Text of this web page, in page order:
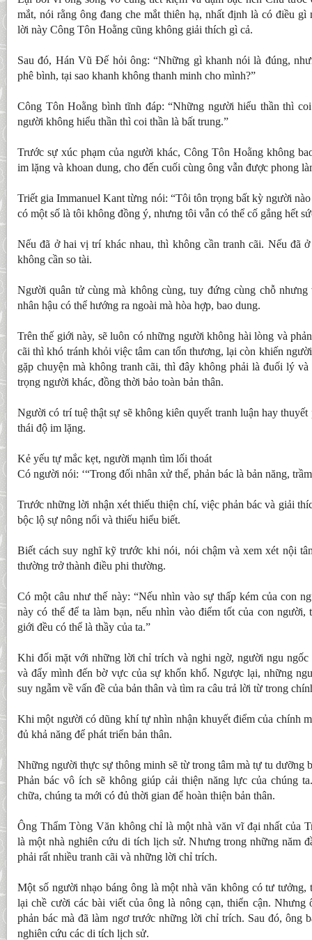
mắt, nói rằng ông đang che mắt thiên hạ, nhất định là có điều
lời này Công Tôn Hoằng cũng không giải thích gì cả.
Sau đó, Hán Vũ Đế hỏi ông: “Những gì khanh nói là đúng,
phê bình, tại sao khanh không thanh minh cho mình?”
Công Tôn Hoằng bình tĩnh đáp: “Những người hiểu thần thì
người không hiểu thần thì coi thần là bất trung.”
Trước sự xúc phạm của người khác, Công Tôn Hoằng không
im lặng và khoan dung, cho đến cuối cùng ông vẫn được phong
Triết gia Immanuel Kant từng nói: “Tôi tôn trọng bất kỳ người
có một số là tôi không đồng ý, nhưng tôi vẫn có thể cố gắng hết
Nếu đã ở hai vị trí khác nhau, thì không cần tranh cãi. Nếu đã
không cần so tài.
Người quân tử cùng mà không cùng, tuy đứng cùng chỗ
nhân hậu có thể hướng ra ngoài mà hòa hợp, bao dung.
Trên thế giới này, sẽ luôn có những người không hài lòng và
cãi thì khó tránh khỏi việc tâm can tổn thương, lại còn khiến
gặp chuyện mà không tranh cãi, thì đây không phải là đuối lý
trọng người khác, đồng thời bảo toàn bản thân.
Người có trí tuệ thật sự sẽ không kiên quyết tranh luận hay
thái độ im lặng.
Kẻ yếu tự mắc kẹt, người mạnh tìm lối thoát
Có người nói: ‘“Trong đối nhân xử thế, phản bác là bản năng,
Trước những lời nhận xét thiếu thiện chí, việc phản bác và giải
bộc lộ sự nông nổi và thiếu hiểu biết.
Biết cách suy nghĩ kỹ trước khi nói, nói chậm và xem xét nội
thường trở thành điều phi thường.
Có một câu như thế này: “Nếu nhìn vào sự thấp kém của con
này có thể để ta làm bạn, nếu nhìn vào điểm tốt của con người,
giới đều có thể là thầy của ta.”
Khi đối mặt với những lời chỉ trích và nghi ngờ, người ngu ngốc
và đẩy mình đến bờ vực của sự khốn khổ. Ngược lại, những
suy ngẫm về vấn đề của bản thân và tìm ra câu trả lời từ trong
Khi một người có dũng khí tự nhìn nhận khuyết điểm của chính
đủ khả năng để phát triển bản thân.
Những người thực sự thông minh sẽ từ trong tâm mà tự tu dưỡng
Phản bác vô ích sẽ không giúp cải thiện năng lực của chúng
chữa, chúng ta mới có đủ thời gian để hoàn thiện bản thân.
Ông Thẩm Tòng Văn không chỉ là một nhà văn vĩ đại nhất của
là một nhà nghiên cứu di tích lịch sử. Nhưng trong những năm
phải rất nhiều tranh cãi và những lời chỉ trích.
Một số người nhạo báng ông là một nhà văn không có tư
lại chề cười các bài viết của ông là nông cạn, thiển cận.
phản bác mà đã làm ngơ trước những lời chỉ trích. Sau đó, ông
nghiên cứu các di tích lịch sử.